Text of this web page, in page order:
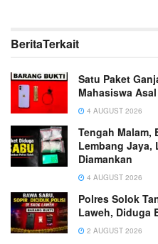
BeritaTerkait
Satu Paket
Mahasiswa
4 AUGUST 2026
Tengah Malam,
Lembang Jaya,
Diamankan
4 AUGUST 2026
Polres Solok
Laweh, Diduga
2 AUGUST 2026